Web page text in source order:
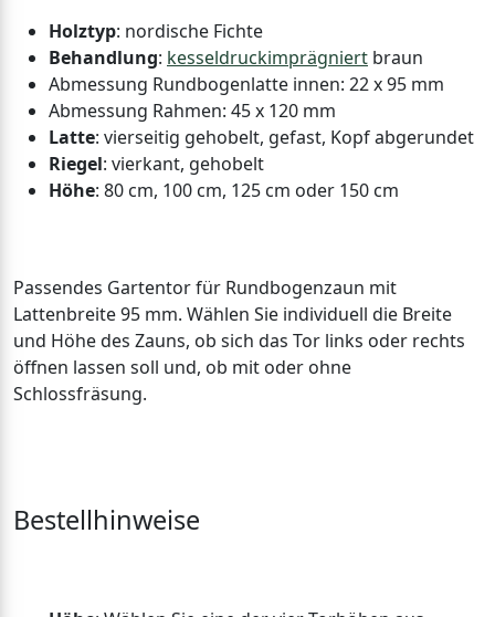
Holztyp: nordische Fichte
Behandlung: kesseldruckimprägniert braun
Abmessung Rundbogenlatte innen: 22 x 95 mm
Abmessung Rahmen: 45 x 120 mm
Latte: vierseitig gehobelt, gefast, Kopf abgerundet
Riegel: vierkant, gehobelt
Höhe: 80 cm, 100 cm, 125 cm oder 150 cm
Passendes Gartentor für Rundbogenzaun mit
Lattenbreite 95 mm. Wählen Sie individuell die Breite
und Höhe des Zauns, ob sich das Tor links oder rechts
öffnen lassen soll und, ob mit oder ohne
Schlossfräsung.
Bestellhinweise